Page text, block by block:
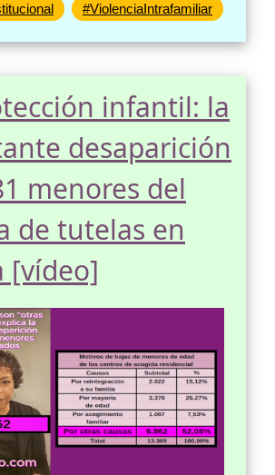
#ViolenciaIntrafamiliar
infantil: la
desaparición
menores del
de tutelas en
[vídeo]